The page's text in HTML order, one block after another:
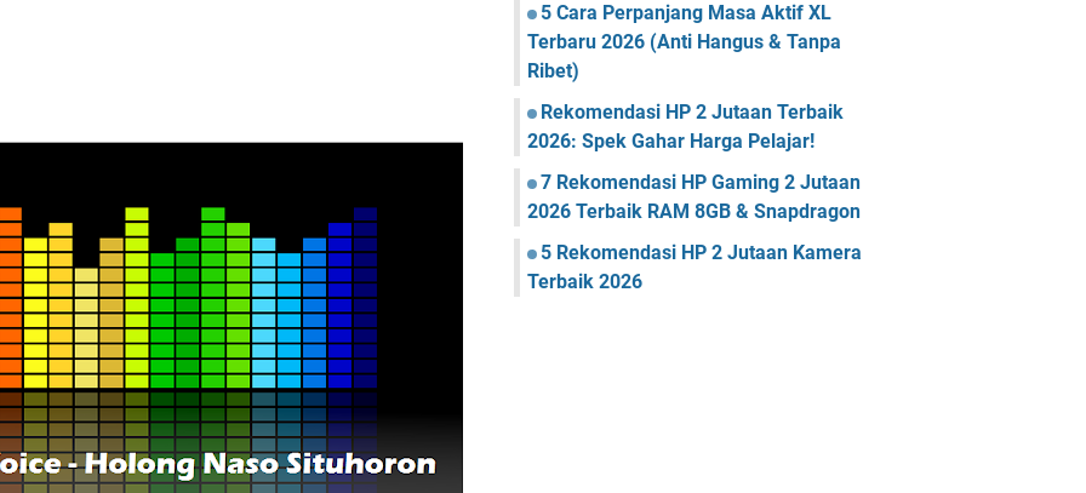
5 Cara Perpanjang Masa Aktif XL
Terbaru 2026 (Anti Hangus & Tanpa
Ribet)
Rekomendasi HP 2 Jutaan Terbaik
2026: Spek Gahar Harga Pelajar!
7 Rekomendasi HP Gaming 2 Jutaan
2026 Terbaik RAM 8GB & Snapdragon
5 Rekomendasi HP 2 Jutaan Kamera
Terbaik 2026